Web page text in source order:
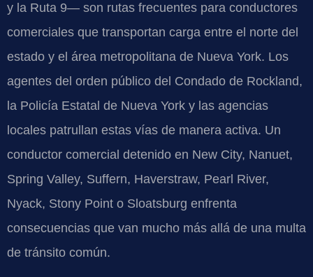
y la Ruta 9— son rutas frecuentes para conductores
comerciales que transportan carga entre el norte del
estado y el área metropolitana de Nueva York. Los
agentes del orden público del Condado de Rockland,
la Policía Estatal de Nueva York y las agencias
locales patrullan estas vías de manera activa. Un
conductor comercial detenido en New City, Nanuet,
Spring Valley, Suffern, Haverstraw, Pearl River,
Nyack, Stony Point o Sloatsburg enfrenta
consecuencias que van mucho más allá de una multa
de tránsito común.